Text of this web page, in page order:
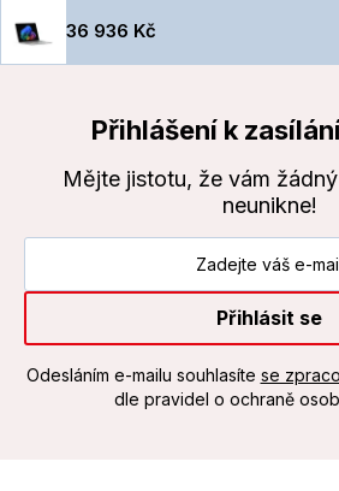
36 936 Kč
Přihlášení k
Mějte jistotu, že vám
neunikne!
Přihlásit se
Odesláním e-mailu souhlasíte se
dle pravidel o ochraně